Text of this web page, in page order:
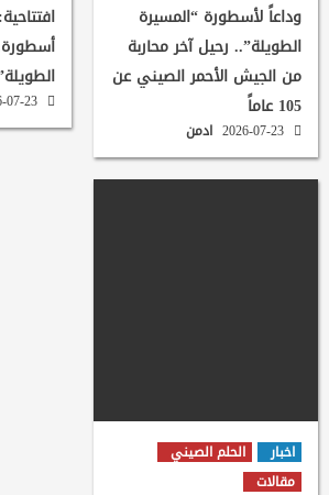
وداعاً لأسطورة “المسيرة
الطويلة”.. رحيل آخر محاربة
من الجيش الأحمر الصيني عن
105 عاماً
ادمن
اخبار
الحلم الصيني
مقالات